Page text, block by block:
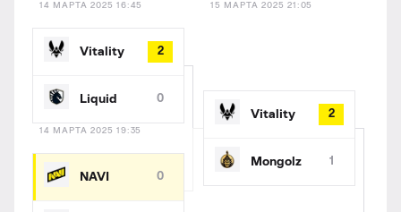
Vitality 2
Liquid 0
14 МАРТА 2025 16:45
NAVI 0
14 МАРТА 2025 19:35
Vitality 2
Mongolz 1
15 МАРТА 2025 21:05